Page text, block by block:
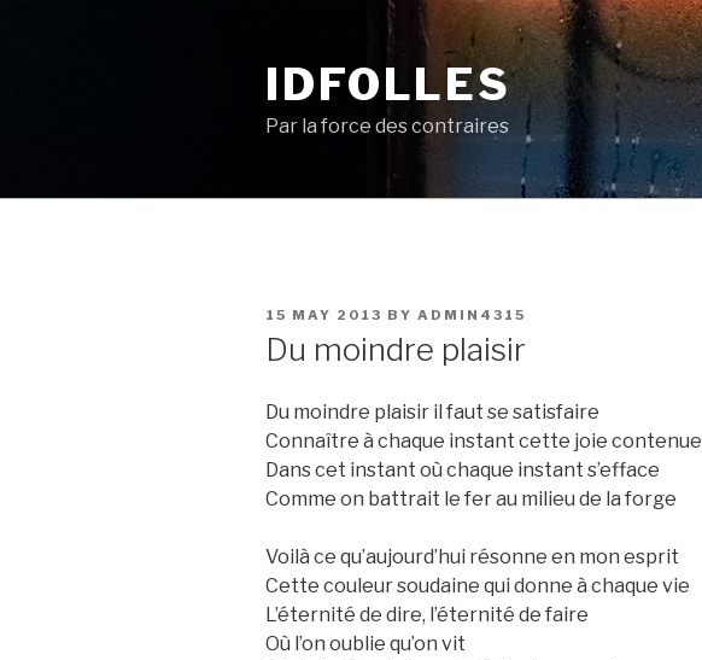
IDFOLLES
Par la force des contraires
POSTED
15 MAY 2013 BY ADMIN4315
Du moindre plaisir
Du moindre plaisir il faut se satisfaire
Connaître à chaque instant cette joie contenue
Dans cet instant où chaque instant s’efface
Comme on battrait le fer au milieu de la forge
Voilà ce qu’aujourd’hui résonne en mon esprit
Cette couleur soudaine qui donne à chaque vie
L’éternité de dire, l’éternité de faire
Où l’on oublie qu’on vit